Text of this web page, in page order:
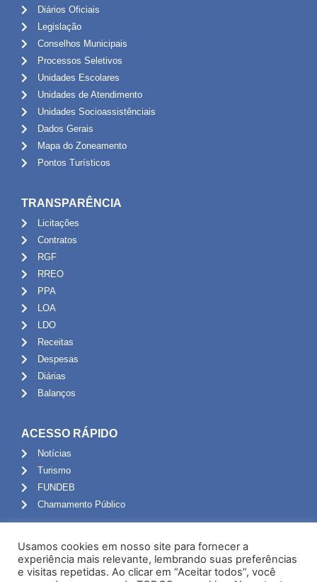
Diários Oficiais
Legislação
Conselhos Municipais
Processos Seletivos
Unidades Escolares
Unidades de Atendimento
Unidades Socioassistênciais
Dados Gerais
Mapa do Zoneamento
Pontos Turísticos
TRANSPARÊNCIA
Licitações
Contratos
RGF
RREO
PPA
LOA
LDO
Receitas
Despesas
Diárias
Balanços
ACESSO RÁPIDO
Notícias
Turismo
FUNDEB
Chamamento Público
Portal do Servidor
Webmail
Usamos cookies em nosso site para fornecer a
experiência mais relevante, lembrando suas preferências
e visitas repetidas. Ao clicar em “Aceitar todos”, você